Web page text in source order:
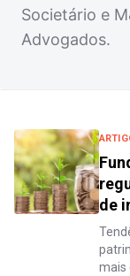
Societário e
Advogados.
de
mais